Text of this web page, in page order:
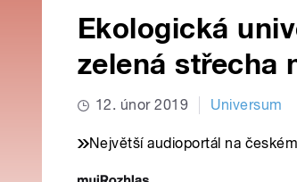
Ekologická
zelená střecha
12. únor 2019 Universum
Největší audioportál na